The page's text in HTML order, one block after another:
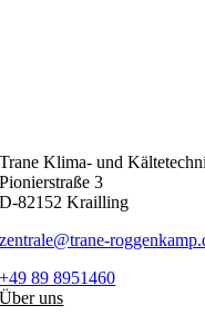
Trane Klima- und
Pionierstraße 3
D-82152 Krailling
zentrale@trane-
+49 89 8951460
Über uns